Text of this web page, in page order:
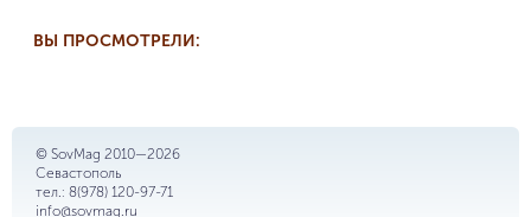
ВЫ ПРОСМОТРЕЛИ:
© SovMag 2010—2026
Севастополь
тел.: 8(978) 120-97-71
info@sovmag.ru